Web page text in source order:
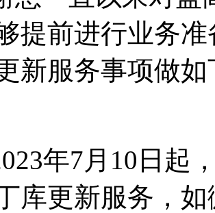
提前进行业务
新服务事项做
年7月10日起
库更新服务，